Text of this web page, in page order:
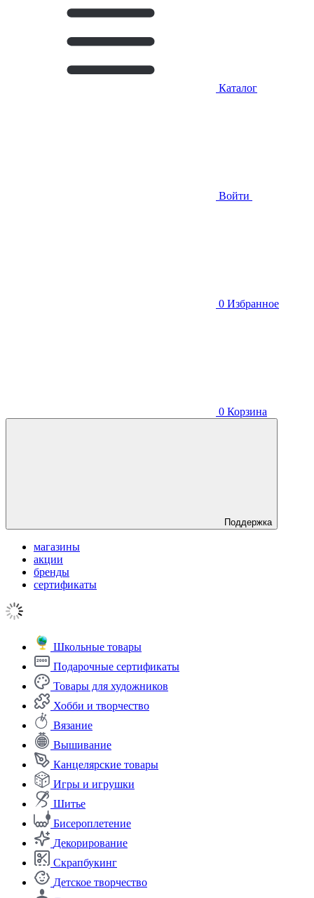
Каталог
Войти
0 Избранное
0 Корзина
Поддержка
магазины
акции
бренды
сертификаты
Школьные товары
Подарочные сертификаты
Товары для художников
Хобби и творчество
Вязание
Вышивание
Канцелярские товары
Игры и игрушки
Шитье
Бисероплетение
Декорирование
Скрапбукинг
Детское творчество